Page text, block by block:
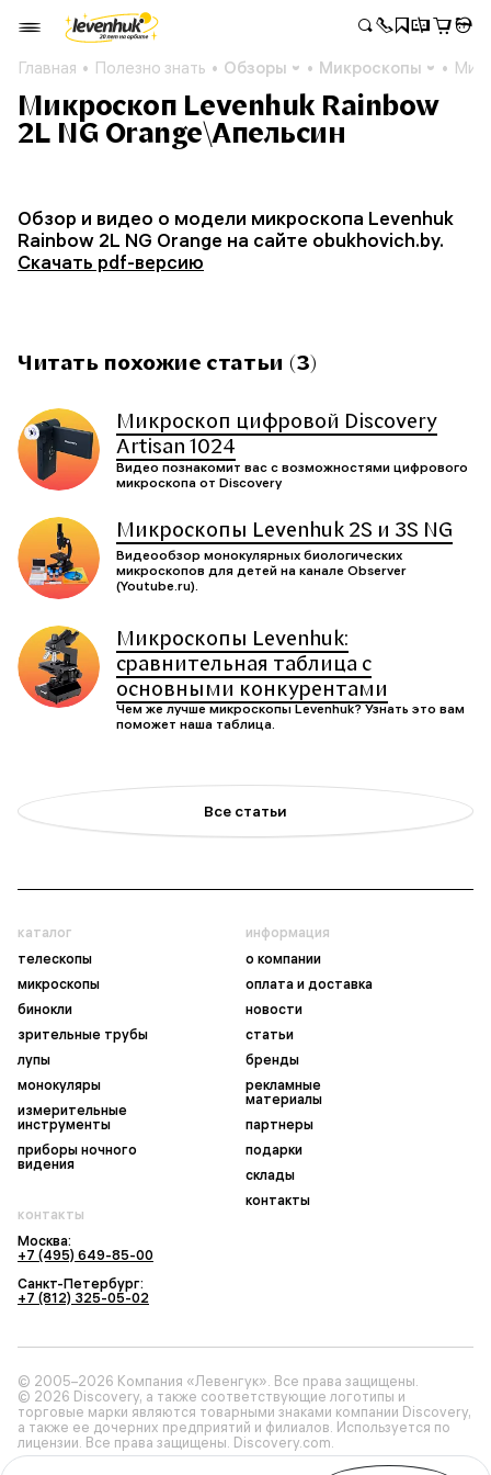
Главная Полезно знать Обзоры Микроскопы
Микроскоп Levenhuk Rainbow
2L NG Orange\Апельсин
Обзор и видео о модели микроскопа Levenhuk
Rainbow 2L NG Orange на сайте obukhovich.by.
Скачать pdf-версию
Читать похожие статьи (3)
Микроскоп цифровой Discovery
Artisan 1024
Видео познакомит вас с возможностями цифрового
микроскопа от Discoverу
Микроскопы Levenhuk 2S и 3S NG
Видеообзор монокулярных биологических
микроскопов для детей на канале Observer
(Youtube.ru).
Микроскопы Levenhuk:
сравнительная таблица с
основными конкурентами
Чем же лучше микроскопы Levenhuk? Узнать это вам
поможет наша таблица.
Все статьи
каталог
телескопы
микроскопы
бинокли
зрительные трубы
лупы
монокуляры
измерительные
инструменты
приборы ночного
видения
информация
о компании
оплата и доставка
новости
статьи
бренды
рекламные
материалы
партнеры
подарки
склады
контакты
контакты
Москва:
+7 (495) 649-85-00
Санкт-Петербург:
+7 (812) 325-05-02
© 2005–2026 Компания «Левенгук». Все права защищены.
© 2026 Discovery, а также соответствующие логотипы и
торговые марки являются товарными знаками компании Discovery,
а также ее дочерних предприятий и филиалов. Используется по
лицензии. Все права защищены. Discovery.com.